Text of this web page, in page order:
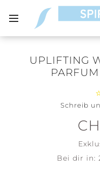
UPLIFTING
Schreib
Bei dir in: